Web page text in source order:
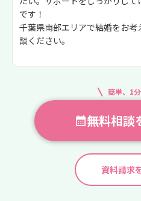
です！
千葉県南部エリアで結婚をお
談ください。
簡単、1
無料相談
資料請求